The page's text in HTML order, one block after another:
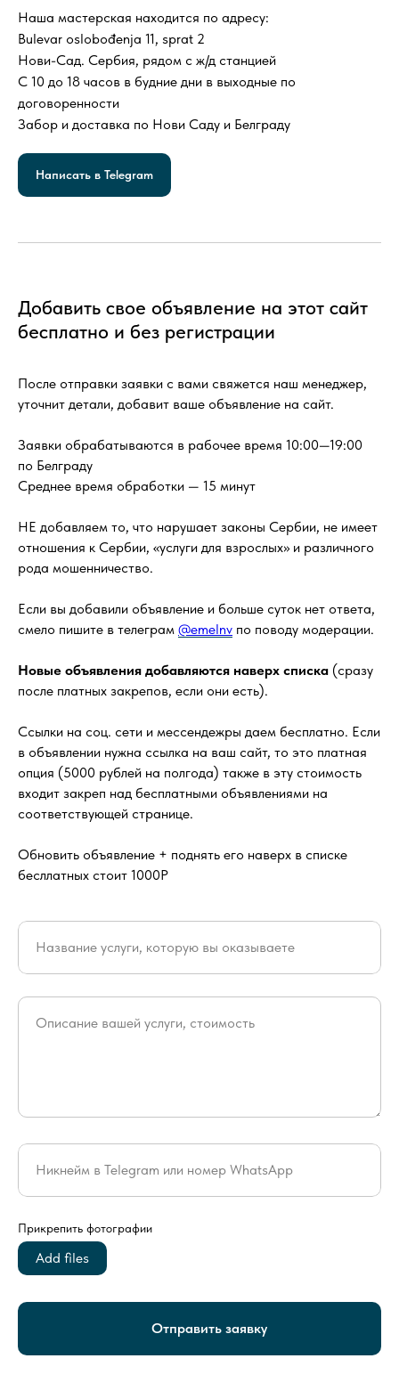
Наша мастерская находится по адресу:
Bulevar oslobođenja 11, sprat 2
Нови-Сад. Сербия, рядом с ж/д станцией
С 10 до 18 часов в будние дни в выходные по
договоренности
Забор и доставка по Нови Саду и Белграду
Написать в Telegram
Добавить свое объявление на этот сайт
бесплатно и без регистрации
После отправки заявки с вами свяжется наш менеджер,
уточнит детали, добавит ваше объявление на сайт.
Заявки обрабатываются в рабочее время 10:00—19:00
по Белграду
Среднее время обработки — 15 минут
НЕ добавляем то, что нарушает законы Сербии, не имеет
отношения к Сербии, «услуги для взрослых» и различного
рода мошенничество.
Если вы добавили объявление и больше суток нет ответа,
смело пишите в телеграм @emelnv по поводу модерации.
Новые объявления добавляются наверх списка (сразу
после платных закрепов, если они есть).
Ссылки на соц. сети и мессендежры даем бесплатно. Если
в объявлении нужна ссылка на ваш сайт, то это платная
опция (5000 рублей на полгода) также в эту стоимость
входит закреп над бесплатными объявлениями на
соответствующей странице.
Обновить объявление + поднять его наверх в списке
бесллатных стоит 1000Р
Название услуги, которую вы оказываете
Описание вашей услуги, стоимость
Никнейм в Telegram или номер WhatsApp
Прикрепить фотографии
Add files
Отправить заявку